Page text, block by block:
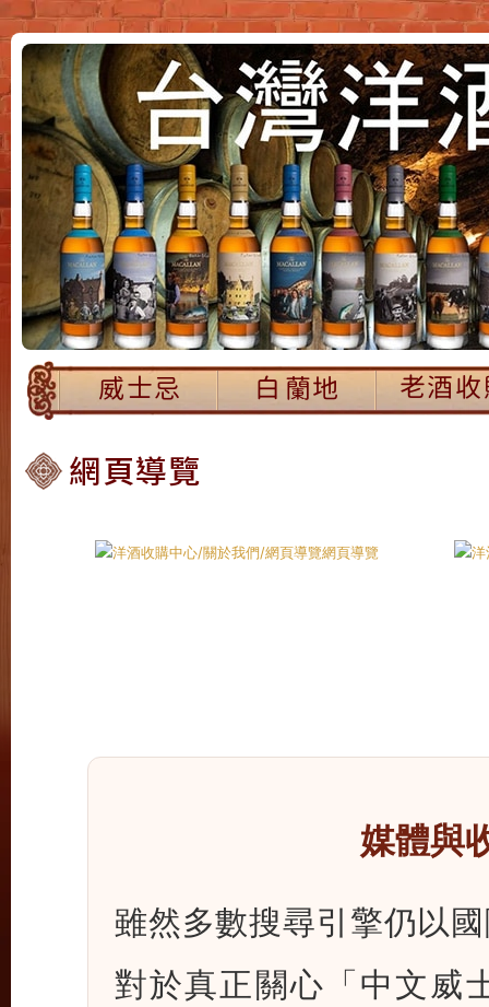
媒體與
雖然多數搜尋引擎仍以
對於真正關心「中文威